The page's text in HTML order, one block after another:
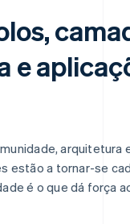
e
arquitetura
estão a tornar-se
é o que dá força